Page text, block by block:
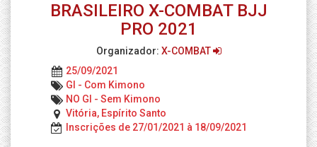
BRASILEIRO X-COMBAT BJJ
PRO 2021
Organizador: X-COMBAT
25/09/2021
GI - Com Kimono
NO GI - Sem Kimono
Vitória, Espírito Santo
Inscrições de 27/01/2021 à 18/09/2021